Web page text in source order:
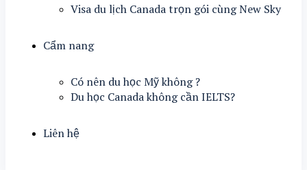
Visa du lịch Canada trọn gói cùng New Sky
Cẩm nang
Có nên du học Mỹ không ?
Du học Canada không cần IELTS?
Liên hệ